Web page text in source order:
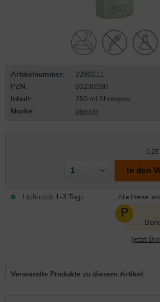
Artikelnummer:
2290211
PZN:
00230390
Inhalt:
250 ml Shampoo
Marke:
alpecin
0.25
In den
Lieferzeit 1-3 Tage Alle Preise
P
Jetzt
Verwandte Produkte zu diesem Artikel